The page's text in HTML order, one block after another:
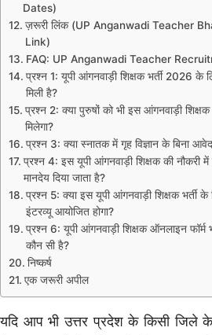
Dates)
ज़रूरी लिंक (UP Anganwadi Teacher
Link)
FAQ: UP Anganwadi Teacher
प्रश्न 1: यूपी आंगनवाड़ी शिक्षक भर्ती 2026 के
मिली है?
प्रश्न 2: क्या पुरुषों को भी इस आंगनवाड़ी
मिलेगा?
प्रश्न 3: क्या स्नातक में गृह विज्ञान के बिना
प्रश्न 4: इस यूपी आंगनवाड़ी शिक्षक की नौकरी में
मानदेय दिया जाता है?
प्रश्न 5: क्या इस यूपी आंगनवाड़ी शिक्षक भर्ती के
इंटरव्यू आयोजित होगा?
प्रश्न 6: यूपी आंगनवाड़ी शिक्षक ऑनलाइन फॉर्म
कौन सी है?
निष्कर्ष
एक जरूरी अपील
यदि आप भी उत्तर प्रदेश के किसी जिले के